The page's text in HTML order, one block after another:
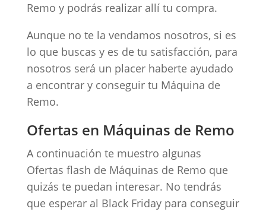
Remo y podrás realizar allí tu compra.
Aunque no te la vendamos nosotros, si es
lo que buscas y es de tu satisfacción, para
nosotros será un placer haberte ayudado
a encontrar y conseguir tu Máquina de
Remo.
Ofertas en Máquinas de Remo
A continuación te muestro algunas
Ofertas flash de Máquinas de Remo que
quizás te puedan interesar. No tendrás
que esperar al Black Friday para conseguir